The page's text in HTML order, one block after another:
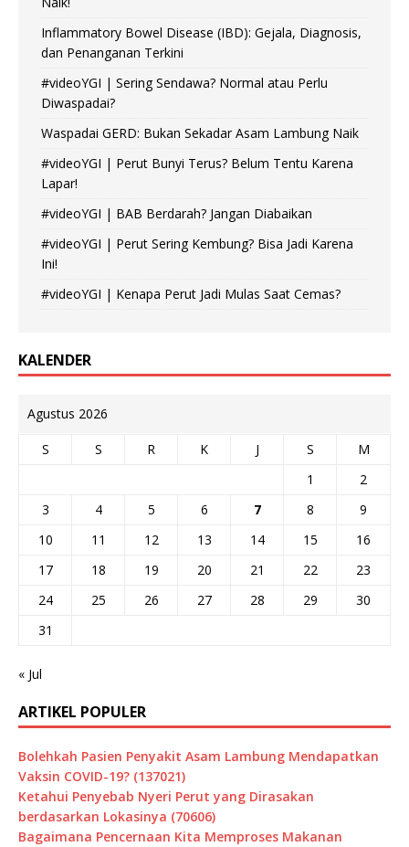
Inflammatory Bowel Disease (IBD): Gejala, Diagnosis,
dan Penanganan Terkini
#videoYGI | Sering Sendawa? Normal atau Perlu
Diwaspadai?
Waspadai GERD: Bukan Sekadar Asam Lambung Naik
#videoYGI | Perut Bunyi Terus? Belum Tentu Karena
Lapar!
#videoYGI | BAB Berdarah? Jangan Diabaikan
#videoYGI | Perut Sering Kembung? Bisa Jadi Karena
Ini!
#videoYGI | Kenapa Perut Jadi Mulas Saat Cemas?
KALENDER
Agustus 2026
S S R K J S
M
1
2
3
4 5 6 7 8
9
10
11 12 13 14 15
16
17
18 19 20 21 22
23
24
25 26 27 28 29
30
31
« Jul
ARTIKEL POPULER
Bolehkah Pasien Penyakit Asam Lambung Mendapatkan
Vaksin COVID-19? (137021)
Ketahui Penyebab Nyeri Perut yang Dirasakan
berdasarkan Lokasinya (70606)
Bagaimana Pencernaan Kita Memproses Makanan